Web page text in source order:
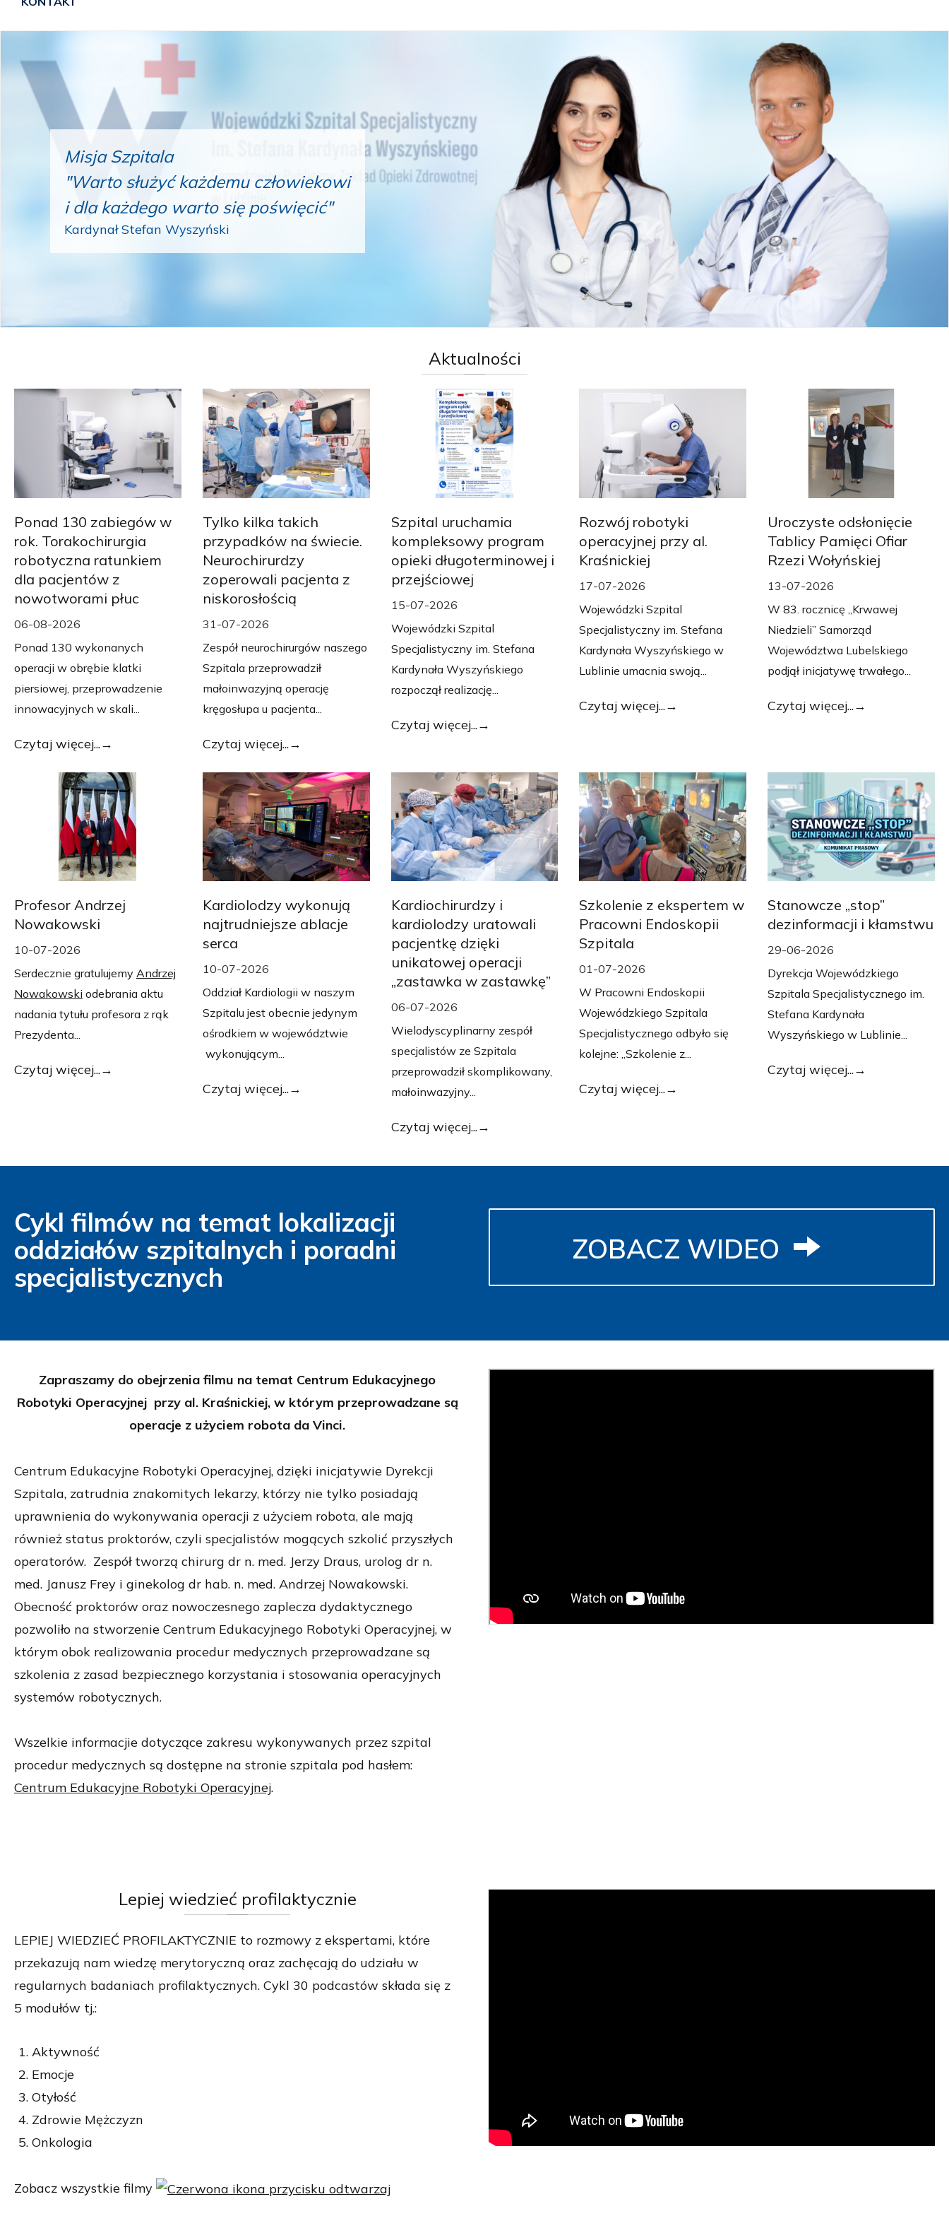
Misja Szpitala
"Warto służyć każdemu człowiekowi
i dla każdego warto się poświęcić"
Kardynał Stefan Wyszyński
Aktualności
Ponad 130 zabiegów w
rok. Torakochirurgia
robotyczna ratunkiem
dla pacjentów z
nowotworami płuc
06-08-2026
Ponad 130 wykonanych
operacji w obrębie klatki
piersiowej, przeprowadzenie
innowacyjnych w skali...
Czytaj więcej...
Tylko kilka takich
przypadków na świecie.
Neurochirurdzy
zoperowali pacjenta z
niskorosłością
31-07-2026
Zespół neurochirurgów naszego
Szpitala przeprowadził
małoinwazyjną operację
kręgosłupa u pacjenta...
Czytaj więcej...
Szpital uruchamia
kompleksowy program
opieki długoterminowej i
przejściowej
15-07-2026
Wojewódzki Szpital
Specjalistyczny im. Stefana
Kardynała Wyszyńskiego
rozpoczął realizację...
Czytaj więcej...
Rozwój robotyki
operacyjnej przy al.
Kraśnickiej
17-07-2026
Wojewódzki Szpital
Specjalistyczny im. Stefana
Kardynała Wyszyńskiego w
Lublinie umacnia swoją...
Czytaj więcej...
Uroczyste odsłonięcie
Tablicy Pamięci Ofiar
Rzezi Wołyńskiej
13-07-2026
W 83. rocznicę „Krwawej
Niedzieli” Samorząd
Województwa Lubelskiego
podjął inicjatywę trwałego...
Czytaj więcej...
Profesor Andrzej
Nowakowski
10-07-2026
Serdecznie gratulujemy Andrzej
Nowakowski odebrania aktu
nadania tytułu profesora z rąk
Prezydenta...
Czytaj więcej...
Kardiolodzy wykonują
najtrudniejsze ablacje
serca
10-07-2026
Oddział Kardiologii w naszym
Szpitalu jest obecnie jedynym
ośrodkiem w województwie
wykonującym...
Czytaj więcej...
Kardiochirurdzy i
kardiolodzy uratowali
pacjentkę dzięki
unikatowej operacji
„zastawka w zastawkę”
06-07-2026
Wielodyscyplinarny zespół
specjalistów ze Szpitala
przeprowadził skomplikowany,
małoinwazyjny...
Czytaj więcej...
Szkolenie z ekspertem w
Pracowni Endoskopii
Szpitala
01-07-2026
W Pracowni Endoskopii
Wojewódzkiego Szpitala
Specjalistycznego odbyło się
kolejne: „Szkolenie z...
Czytaj więcej...
Stanowcze „stop”
dezinformacji i kłamstwu
29-06-2026
Dyrekcja Wojewódzkiego
Szpitala Specjalistycznego im.
Stefana Kardynała
Wyszyńskiego w Lublinie...
Czytaj więcej...
Cykl filmów na temat lokalizacji
oddziałów szpitalnych i poradni
specjalistycznych
ZOBACZ WIDEO
Zapraszamy do obejrzenia filmu na temat Centrum Edukacyjnego
Robotyki Operacyjnej przy al. Kraśnickiej, w którym przeprowadzane są
operacje z użyciem robota da Vinci.
Centrum Edukacyjne Robotyki Operacyjnej, dzięki inicjatywie Dyrekcji
Szpitala, zatrudnia znakomitych lekarzy, którzy nie tylko posiadają
uprawnienia do wykonywania operacji z użyciem robota, ale mają
również status proktorów, czyli specjalistów mogących szkolić przyszłych
operatorów. Zespół tworzą chirurg dr n. med. Jerzy Draus, urolog dr n.
med. Janusz Frey i ginekolog dr hab. n. med. Andrzej Nowakowski.
Obecność proktorów oraz nowoczesnego zaplecza dydaktycznego
pozwoliło na stworzenie Centrum Edukacyjnego Robotyki Operacyjnej, w
którym obok realizowania procedur medycznych przeprowadzane są
szkolenia z zasad bezpiecznego korzystania i stosowania operacyjnych
systemów robotycznych.
Wszelkie informacjie dotyczące zakresu wykonywanych przez szpital
procedur medycznych są dostępne na stronie szpitala pod hasłem:
Centrum Edukacyjne Robotyki Operacyjnej.
Lepiej wiedzieć profilaktycznie
LEPIEJ WIEDZIEĆ PROFILAKTYCZNIE to rozmowy z ekspertami, które
przekazują nam wiedzę merytoryczną oraz zachęcają do udziału w
regularnych badaniach profilaktycznych. Cykl 30 podcastów składa się z
5 modułów tj.:
Aktywność
Emocje
Otyłość
Zdrowie Mężczyzn
Onkologia
Zobacz wszystkie filmy